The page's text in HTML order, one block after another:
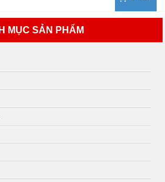
MỤC SẢN PHẨM